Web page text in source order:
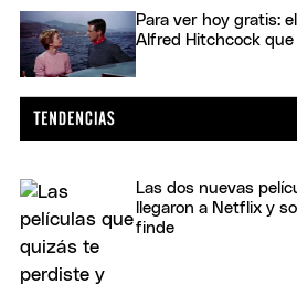
Para ver hoy gratis:
Alfred Hitchcock
Las dos nuevas
llegaron a Netflix y
finde